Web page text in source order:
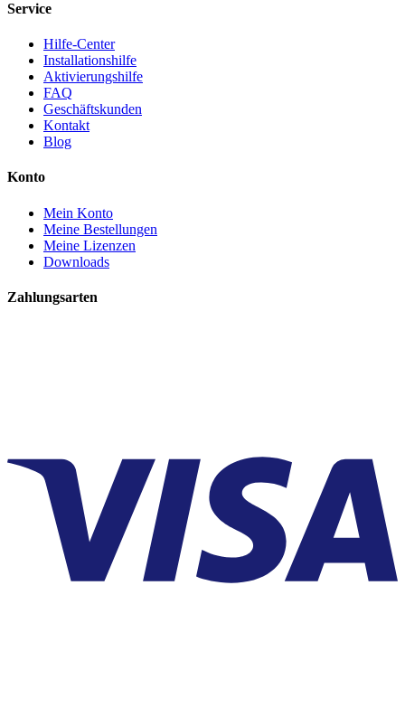
Service
Hilfe-Center
Installationshilfe
Aktivierungshilfe
FAQ
Geschäftskunden
Kontakt
Blog
Konto
Mein Konto
Meine Bestellungen
Meine Lizenzen
Downloads
Zahlungsarten